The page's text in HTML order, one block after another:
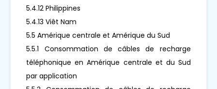
5.4.12 Philippines
5.4.13 Viêt Nam
5.5 Amérique centrale et Amérique du Sud
5.5.1 Consommation de câbles de recharge
téléphonique en Amérique centrale et du Sud
par application